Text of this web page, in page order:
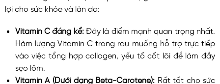
lợi cho sức khỏe và làn da:
Vitamin C đáng kể:Đây là điểm mạnh quan trọng nhất.
Hàm lượng Vitamin C trong rau muống hỗ trợ trực tiếp
vào việc tổng hợp collagen, yếu tố cốt lõi để làm đầy
sẹo lõm.
Vitamin A (Dưới dạng Beta-Carotene): Rất tốt cho sức